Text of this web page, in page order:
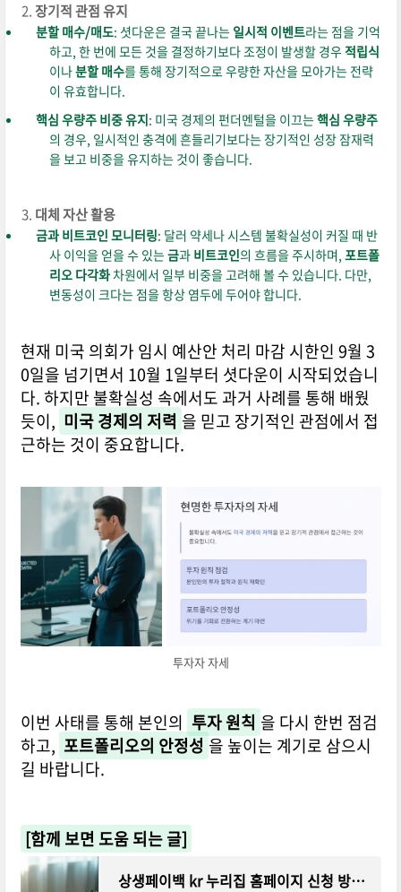
장기적 관점 유지
분할 매수/매도: 셧다운은 결국 끝나는 일시적 이벤트라는 점을 기억
하고, 한 번에 모든 것을 결정하기보다 조정이 발생할 경우 적립식
이나분할 매수를 통해 장기적으로 우량한 자산을 모아가는 전략
이 유효합니다.
핵심 우량주 비중 유지: 미국 경제의 펀더멘털을 이끄는핵심 우량주
의 경우, 일시적인 충격에 흔들리기보다는 장기적인 성장 잠재력
을 보고 비중을 유지하는 것이 좋습니다.
대체 자산 활용
금과 비트코인 모니터링: 달러 약세나 시스템 불확실성이 커질 때 반
사 이익을 얻을 수 있는금과 비트코인의 흐름을 주시하며, 포트폴
리오 다각화차원에서 일부 비중을 고려해 볼 수 있습니다. 다만,
변동성이 크다는 점을 항상 염두에 두어야 합니다.
현재 미국 의회가 임시 예산안 처리 마감 시한인 9월 3
0일을 넘기면서 10월 1일부터 셧다운이 시작되었습니
다. 하지만 불확실성 속에서도 과거 사례를 통해 배웠
듯이, 미국 경제의 저력 을 믿고 장기적인 관점에서 접
근하는 것이 중요합니다.
투자자 자세
이번 사태를 통해 본인의 투자 원칙 을 다시 한번 점검
하고, 포트폴리오의 안정성 을 높이는 계기로 삼으시
길 바랍니다.
[함께 보면 도움 되는 글]
상생페이백 kr 누리집 홈페이지 신청 방법 조회